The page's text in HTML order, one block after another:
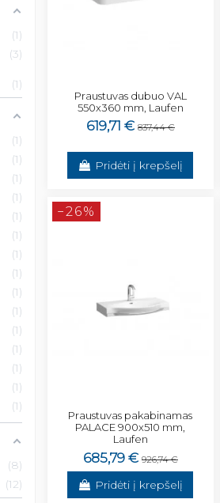
Praustuvas dubuo VAL
550x360 mm, Laufen
619,71 € 837,44 €
Pridėti į krepšelį
−26%
Praustuvas pakabinamas
PALACE 900x510 mm,
Laufen
685,79 € 926,74 €
Pridėti į krepšelį
1
3
1
1
1
1
1
1
1
1
1
1
1
1
1
1
1
1
8
12